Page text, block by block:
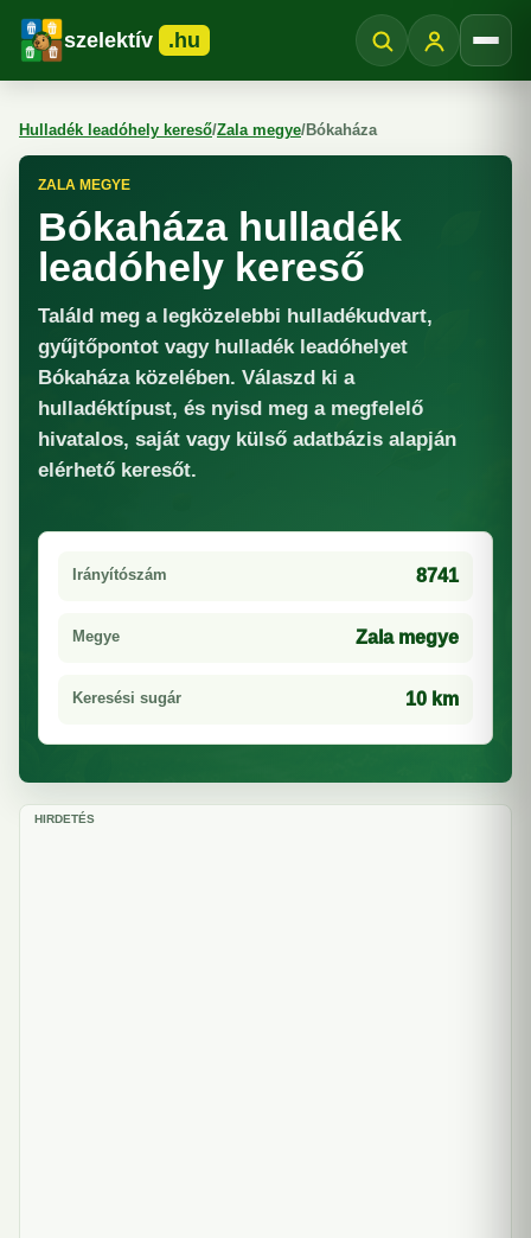
szelektív .hu
Hulladék leadóhely kereső/Zala megye/Bókaháza
ZALA MEGYE
Bókaháza hulladék
leadóhely kereső
Találd meg a legközelebbi hulladékudvart,
gyűjtőpontot vagy hulladék leadóhelyet
Bókaháza közelében. Válaszd ki a
hulladéktípust, és nyisd meg a megfelelő
hivatalos, saját vagy külső adatbázis alapján
elérhető keresőt.
Irányítószám 8741
Megye Zala megye
Keresési sugár 10 km
HIRDETÉS